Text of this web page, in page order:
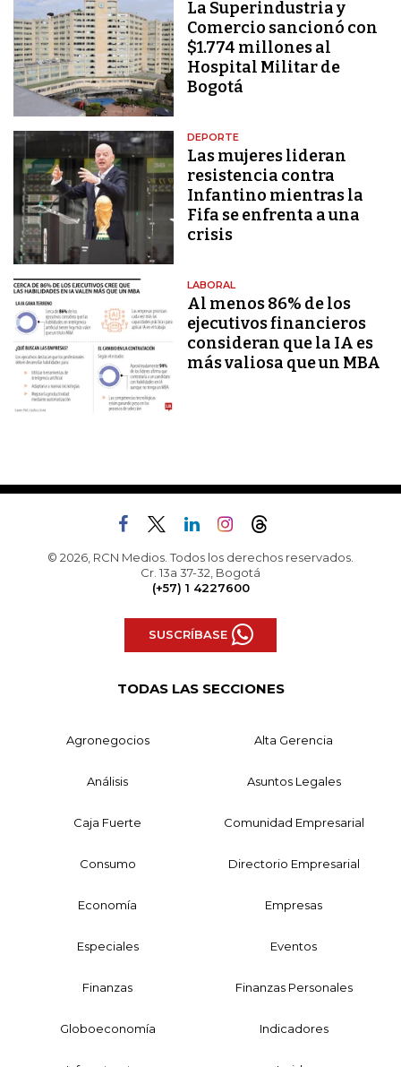
La Superindustria y
Comercio sancionó con
$1.774 millones al
Hospital Militar de
Bogotá
DEPORTE
Las mujeres lideran
resistencia contra
Infantino mientras la
Fifa se enfrenta a una
crisis
LABORAL
Al menos 86% de los
ejecutivos financieros
consideran que la IA es
más valiosa que un MBA
© 2026, RCN Medios. Todos los derechos reservados.
Cr. 13a 37-32, Bogotá
(+57) 1 4227600
SUSCRÍBASE
TODAS LAS SECCIONES
Agronegocios Alta Gerencia
Análisis Asuntos Legales
Caja Fuerte Comunidad Empresarial
Consumo Directorio Empresarial
Economía Empresas
Especiales Eventos
Finanzas Finanzas Personales
Globoeconomía Indicadores